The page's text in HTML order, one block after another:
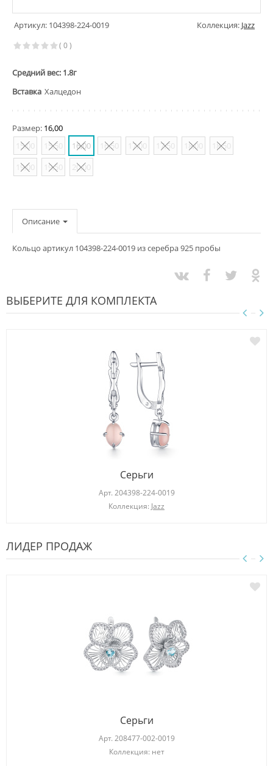
Артикул: 104398-224-0019 Коллекция: Jazz
( 0 )
Средний вес: 1.8г
Вставка Халцедон
Размер: 16,00
15,00
15,50 16,00 16,50 17,00 17,50 18,00
18,50
19,00
19,50 20,00
Описание
Кольцо артикул 104398-224-0019 из серебра 925 пробы
ВЫБЕРИТЕ ДЛЯ КОМПЛЕКТА
Серьги
Арт. 204398-224-0019
Коллекция: Jazz
ЛИДЕР ПРОДАЖ
Серьги
Арт. 208477-002-0019
Коллекция: нет